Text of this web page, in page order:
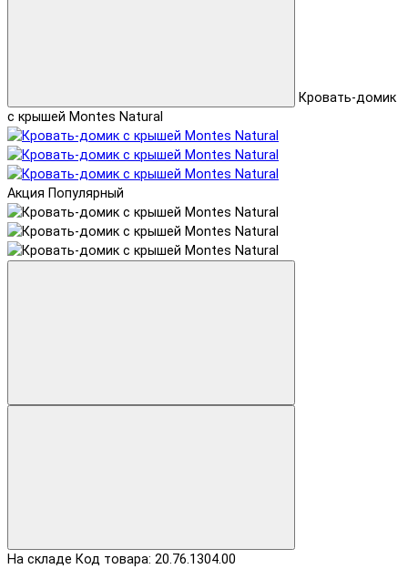
Кровать-домик
с крышей Montes Natural
Акция Популярный
На складе Код товара: 20.76.1304.00